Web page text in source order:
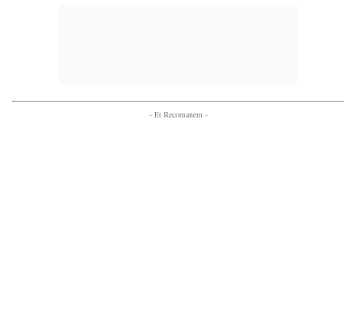
- Et Recomanem -